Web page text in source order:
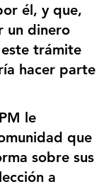
él, y que,
un dinero
trámite
hacer parte
le
que
sobre sus
a